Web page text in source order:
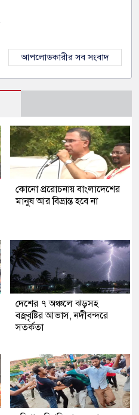
আপলোডকারীর সব সংবাদ
কোনো প্ররোচনায় বাংলাদেশের
মানুষ আর বিভ্রান্ত হবে না
দেশের ৭ অঞ্চলে ঝড়সহ
বজ্রবৃষ্টির আভাস, নদীবন্দরে
সতর্কতা